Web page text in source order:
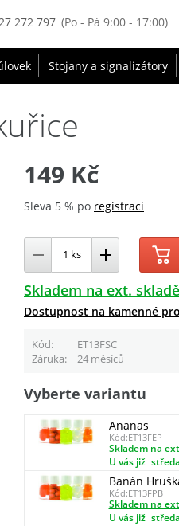
272 797 (Po - Pá 9:00 - 17:00)
Stojany a signalizátory
149 Kč
Sleva 5 % po registraci
Skladem na ext. skladě
Dostupnost na kamenné
Kód ET13FSC
Záruka
24 měsíců
Vyberte variantu
Ananas
Kód:ET13FEP
Skladem na
U vás již
Banán
Kód:ET13FPB
Skladem na
U vás již